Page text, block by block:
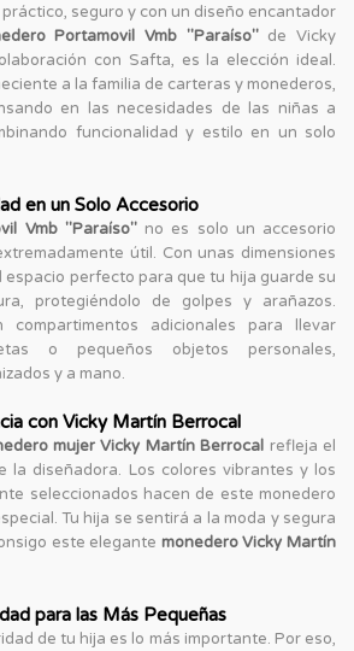
seguro y con un diseño encantador
Portamovil Vmb "Paraíso"de Vicky
con Safta, es la elección ideal.
a la familia de carteras y monederos,
en las necesidades de las niñas a
funcionalidad y estilo en un solo
en un Solo Accesorio
Vmb "Paraíso"no es solo un accesorio
útil. Con unas dimensiones
espacio perfecto para que tu hija guarde su
protegiéndolo de golpes y arañazos.
compartimentos adicionales para llevar
o pequeños objetos personales,
y a mano.
con Vicky Martín Berrocal
mujer Vicky Martín Berrocal refleja el
la diseñadora. Los colores vibrantes y los
seleccionados hacen de este monedero
Tu hija se sentirá a la moda y segura
este elegante monedero Vicky Martín
para las Más Pequeñas
de tu hija es lo más importante. Por eso,